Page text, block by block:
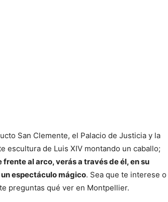
San Clemente, el Palacio de Justicia y la
escultura de Luis XIV montando un caballo;
al arco, verás a través de él, en su
espectáculo mágico. Sea que te interese o
preguntas qué ver en Montpellier.